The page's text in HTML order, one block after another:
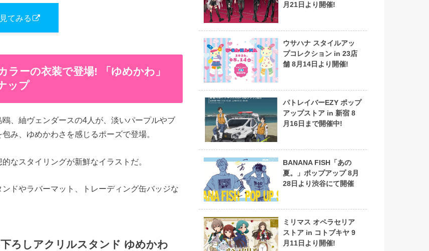
てみる
ーの衣装で登場! 「ゆめかわ」
ップ
、紬ヴェンダースの4人が、淡いパープルやブ
み、ゆめかわさを感じるポーズで登場。
なスタイリングが新鮮なイラストだ。
ドやラバーマット、トレーディング缶バッジな
ろしアクリルスタンド ゆめかわ
月21日より開催!
ウサハナ スタイルアッ
プコレクション in 23店
舗 8月14日より開催!
パトレイバーEZY ポップ
アップストア in 新宿 8
月16日まで開催中!
BANANA FISH「あの
夏。」ポップアップ 8月
28日より渋谷にて開催
ミリマス オペラセリア
ストア in コトブキヤ 9
月11日より開催!